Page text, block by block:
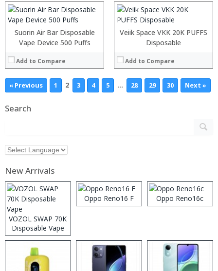
Suorin Air Bar Disposable
Vape Device 500 Puffs
Add to Compare
View Details →
Veiik Space VKK 20K PUFFS
Disposable
Add to Compare
View Details →
« Previous 1 2 3 4 5 … 28 29 30 Next »
Search
New Arrivals
VOZOL SWAP 70K
Disposable Vape
Oppo Reno16 F Oppo Reno16c